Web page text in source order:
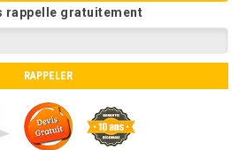
rappelle gratuitement